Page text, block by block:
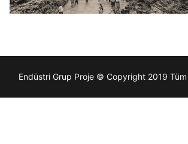
Endüstri Grup Proje © Copyright 2019 Tüm